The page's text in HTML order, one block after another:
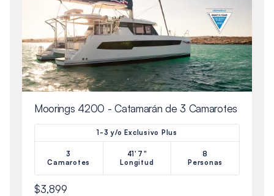
Moorings 4200 - Catamarán de 3 Camarotes
1-3 y/o Exclusivo Plus
3
Camarotes
41'7"
Longitud
8
Personas
$3,899